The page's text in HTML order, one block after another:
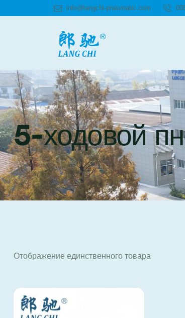
info@langchi-pneumatic.com
5-ходовой
Отображение единственного товара